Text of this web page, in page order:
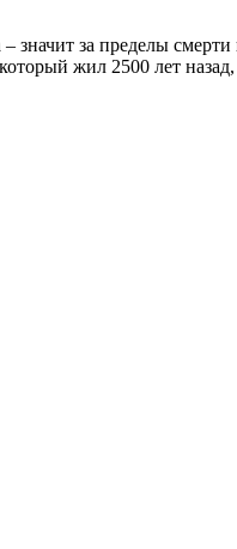
значит за пределы
жил 2500 лет